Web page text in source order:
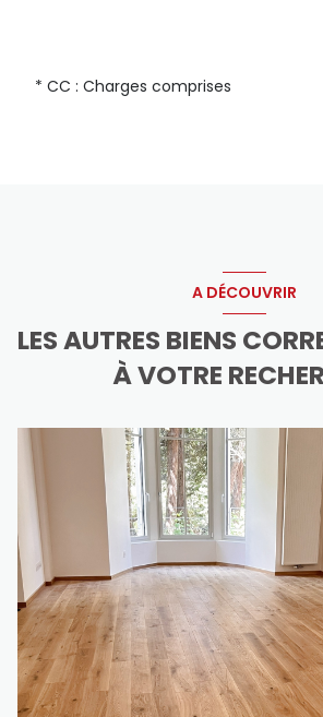
* CC : Charges comprises
A DÉCOUVRIR
LES AUTRES BIENS
À VOTRE